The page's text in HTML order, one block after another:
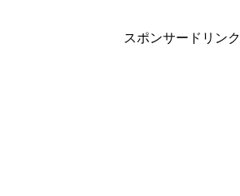
スポンサードリンク